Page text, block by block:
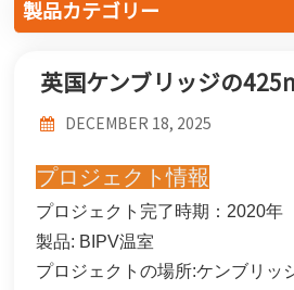
中文
Русский
Español
Português
日本語
한국어
製品カテゴリー
英国ケンブリッジの
DECEMBER 18, 2025
プロジェクト情報
プロジェクト完了時期：2020年
製品: BIPV温室
プロジェクトの場所:ケンブリッ